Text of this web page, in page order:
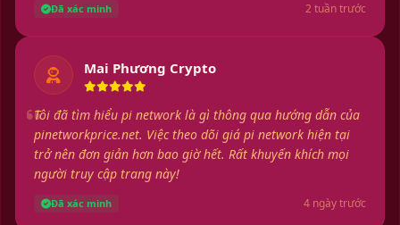
Đã xác minh 2 tuần trước
Mai Phương Crypto
Tôi đã tìm hiểu pi network là gì thông qua hướng dẫn của
pinetworkprice.net. Việc theo dõi giá pi network hiện tại
trở nên đơn giản hơn bao giờ hết. Rất khuyến khích mọi
người truy cập trang này!
Đã xác minh 4 ngày trước